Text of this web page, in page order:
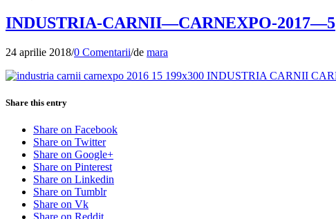
INDUSTRIA-CARNII—CARNEXPO-2017—5
24 aprilie 2018/0 Comentarii/de mara
Share this entry
Share on Facebook
Share on Twitter
Share on Google+
Share on Pinterest
Share on Linkedin
Share on Tumblr
Share on Vk